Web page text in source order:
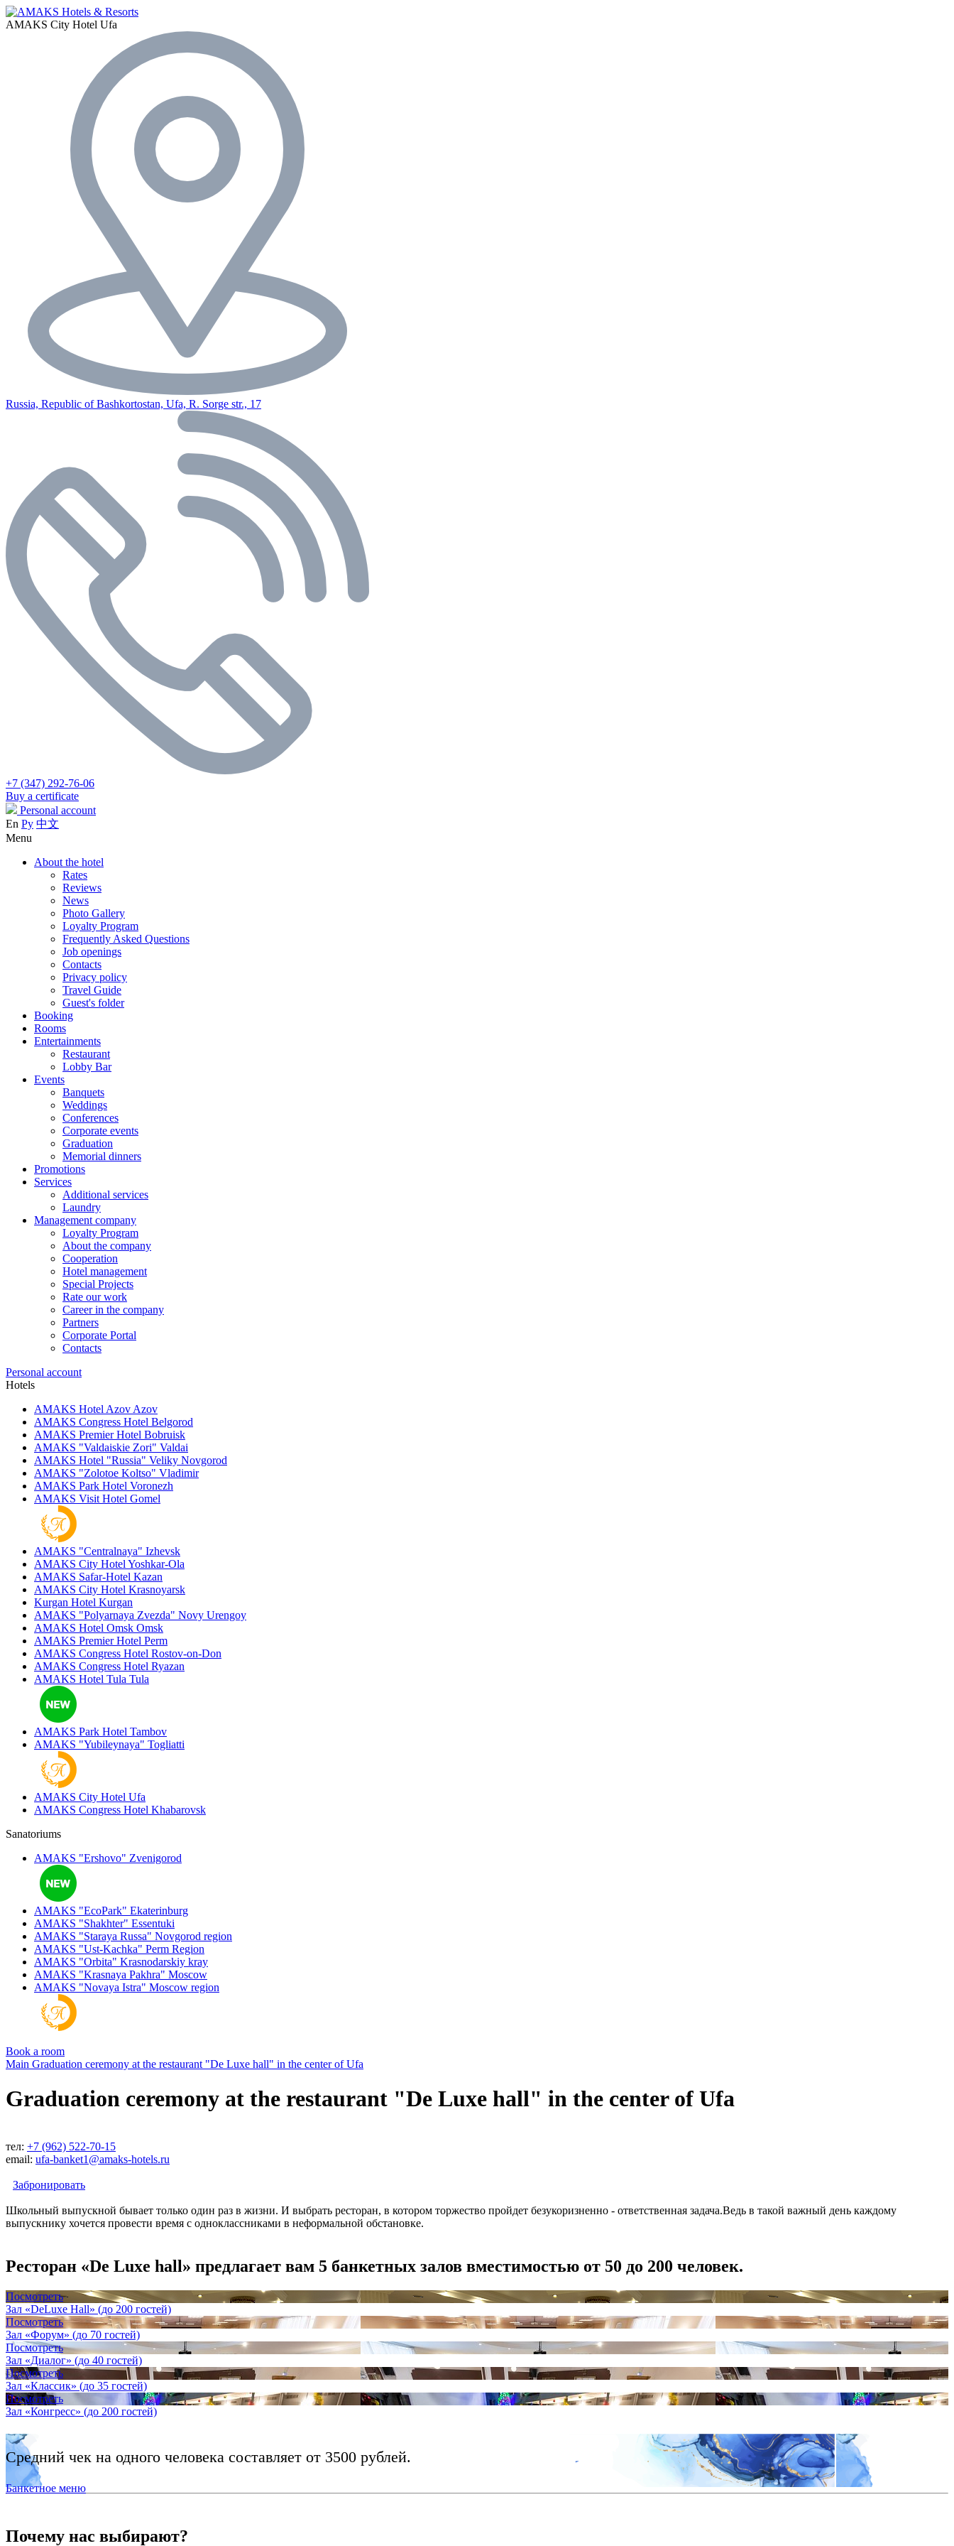
AMAKS City Hotel Ufa
Russia, Republic of Bashkortostan, Ufa, R. Sorge str., 17
+7 (347) 292-76-06
Buy a certificate
Personal account
En Ру 中文
Menu
About the hotel
Rates
Reviews
News
Photo Gallery
Loyalty Program
Frequently Asked Questions
Job openings
Contacts
Privacy policy
Travel Guide
Guest's folder
Booking
Rooms
Entertainments
Restaurant
Lobby Bar
Events
Banquets
Weddings
Conferences
Corporate events
Graduation
Memorial dinners
Promotions
Services
Additional services
Laundry
Management company
Loyalty Program
About the company
Cooperation
Hotel management
Special Projects
Rate our work
Career in the company
Partners
Corporate Portal
Contacts
Personal account
Hotels
AMAKS Hotel Azov Azov
AMAKS Congress Hotel Belgorod
AMAKS Premier Hotel Bobruisk
AMAKS "Valdaiskie Zori" Valdai
AMAKS Hotel "Russia" Veliky Novgorod
AMAKS "Zolotoe Koltso" Vladimir
AMAKS Park Hotel Voronezh
AMAKS Visit Hotel Gomel
AMAKS "Centralnaya" Izhevsk
AMAKS City Hotel Yoshkar-Ola
AMAKS Safar-Hotel Kazan
AMAKS City Hotel Krasnoyarsk
Kurgan Hotel Kurgan
AMAKS "Polyarnaya Zvezda" Novy Urengoy
AMAKS Hotel Omsk Omsk
AMAKS Premier Hotel Perm
AMAKS Congress Hotel Rostov-on-Don
AMAKS Congress Hotel Ryazan
AMAKS Hotel Tula Tula
AMAKS Park Hotel Tambov
AMAKS "Yubileynaya" Togliatti
AMAKS City Hotel Ufa
AMAKS Congress Hotel Khabarovsk
Sanatoriums
AMAKS "Ershovo" Zvenigorod
AMAKS "EcoPark" Ekaterinburg
AMAKS "Shakhter" Essentuki
AMAKS "Staraya Russa" Novgorod region
AMAKS "Ust-Kachka" Perm Region
AMAKS "Orbita" Krasnodarskiy kray
AMAKS "Krasnaya Pakhra" Moscow
AMAKS "Novaya Istra" Moscow region
Book a room
Main Graduation ceremony at the restaurant "De Luxe hall" in the center of Ufa
Graduation ceremony at the restaurant "De Luxe hall" in the center of Ufa
тел: +7 (962) 522-70-15
email: ufa-banket1@amaks-hotels.ru
Забронировать
Школьный выпускной бывает только один раз в жизни. И выбрать ресторан, в котором торжество пройдет безукоризненно - ответственная задача.Ведь в такой важный день каждому
выпускнику хочется провести время с одноклассниками в неформальной обстановке.
Ресторан «De Luxe hall» предлагает вам 5 банкетных залов вместимостью от 50 до 200 человек.
Посмотреть
Зал «DeLuxe Hall» (до 200 гостей)
Посмотреть
Зал «Форум» (до 70 гостей)
Посмотреть
Зал «Диалог» (до 40 гостей)
Посмотреть
Зал «Классик» (до 35 гостей)
Посмотреть
Зал «Конгресс» (до 200 гостей)
Средний чек на одного человека составляет от 3500 рублей.
Банкетное меню
Почему нас выбирают?